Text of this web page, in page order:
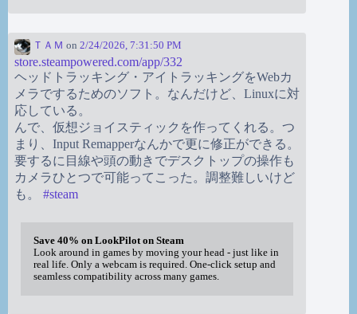
ＴＡＭ on 2/24/2026, 7:31:50 PM
store.steampowered.com/app/332
ヘッドトラッキング・アイトラッキングをWebカ
メラでするためのソフト。なんだけど、Linuxに対
応している。
んで、仮想ジョイスティックを作ってくれる。つ
まり、Input Remapperなんかで更に修正ができる。
要するに目線や頭の動きでデスクトップの操作も
カメラひとつで可能ってこった。調整難しいけど
も。 #steam
Save 40% on LookPilot on Steam
Look around in games by moving your head - just like in
real life. Only a webcam is required. One-click setup and
seamless compatibility across many games.